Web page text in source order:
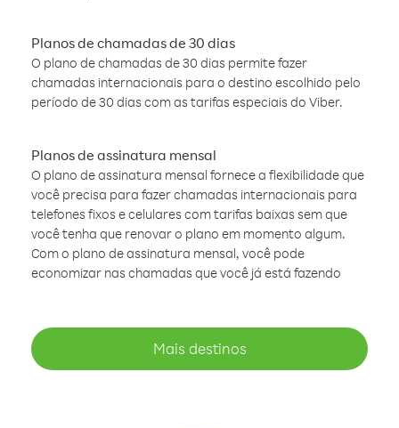
Planos de chamadas de 30 dias
O plano de chamadas de 30 dias permite fazer
chamadas internacionais para o destino escolhido pelo
período de 30 dias com as tarifas especiais do Viber.
Planos de assinatura mensal
O plano de assinatura mensal fornece a flexibilidade que
você precisa para fazer chamadas internacionais para
telefones fixos e celulares com tarifas baixas sem que
você tenha que renovar o plano em momento algum.
Com o plano de assinatura mensal, você pode
economizar nas chamadas que você já está fazendo
Mais destinos